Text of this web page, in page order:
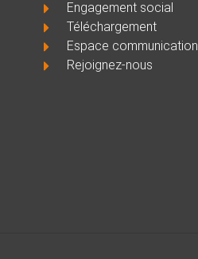
Engagement social
Téléchargement
Espace communication
Rejoignez-nous